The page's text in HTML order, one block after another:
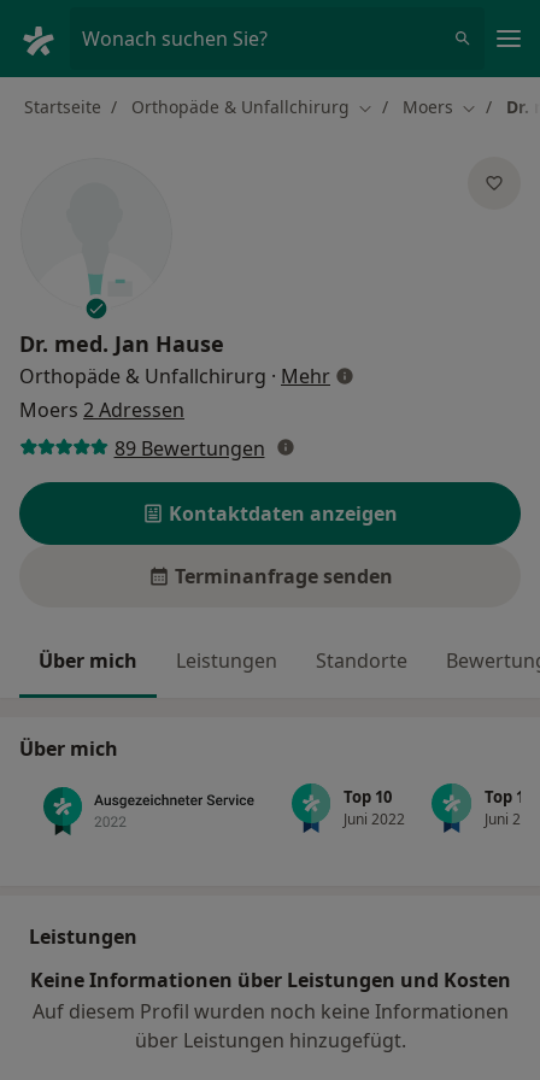
Wonach suchen Sie?
Startseite Orthopäde & Unfallchirurg Stadt ändern
Moers StadtDr.
Dr. med. Jan Hause
Orthopäde & Unfallchirurg · Mehrüber Spezialisierungen
Moers 2 Adressen
89 Bewertungen
Kontaktdaten anzeigen
Terminanfrage senden
Über mich Leistungen Standorte
Über mich
Top 10
Juni 2022
Top 10
Juni
Leistungen
Keine Informationen über Leistungen und Kosten
Auf diesem Profil wurden noch keine Informationen
über Leistungen hinzugefügt.